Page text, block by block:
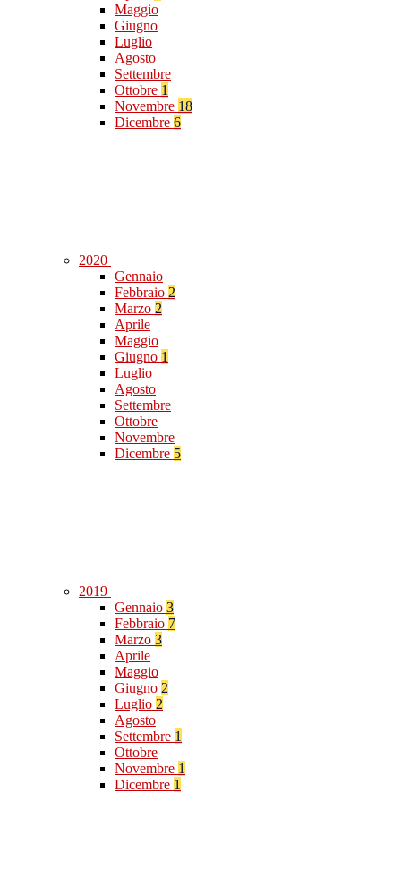
Maggio
Giugno
Luglio
Agosto
Settembre
Ottobre 1
Novembre 18
Dicembre 6
2020
Gennaio
Febbraio 2
Marzo 2
Aprile
Maggio
Giugno 1
Luglio
Agosto
Settembre
Ottobre
Novembre
Dicembre 5
2019
Gennaio 3
Febbraio 7
Marzo 3
Aprile
Maggio
Giugno 2
Luglio 2
Agosto
Settembre 1
Ottobre
Novembre 1
Dicembre 1